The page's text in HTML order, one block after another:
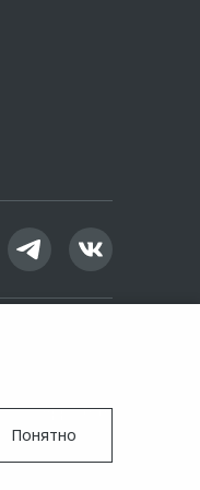
App Store
Понятно